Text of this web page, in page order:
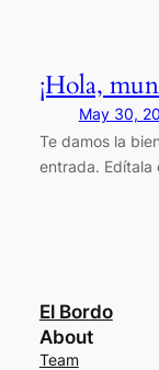
¡Hola,
May 30,
Te damos la
entrada. Edítala
El Bordo
About
Team